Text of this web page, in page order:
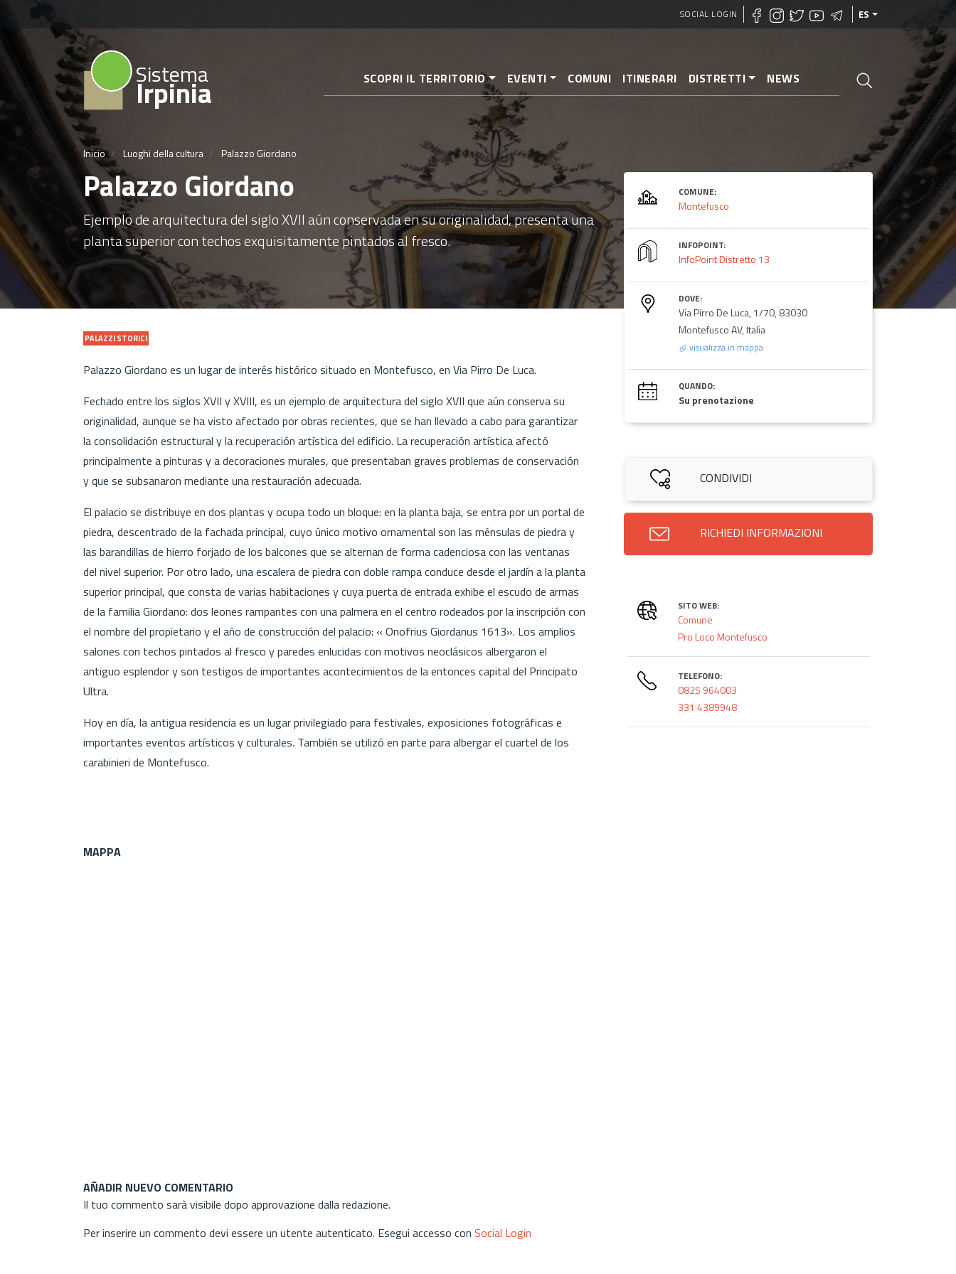
al
SOCIAL LOGIN ES
Sistema
Irpinia SCOPRI IL TERRITORIO EVENTI COMUNI ITINERARI DISTRETTI NEWS
Inicio Luoghi della cultura Palazzo Giordano
Palazzo Giordano
Ejemplo de arquitectura del siglo XVII aún conservada en su originalidad, presenta una
planta superior con techos exquisitamente pintados al fresco.
PALAZZI STORICI
Palazzo Giordano es un lugar de interés histórico situado en Montefusco, en Via Pirro De Luca.
Fechado entre los siglos XVII y XVIII, es un ejemplo de arquitectura del siglo XVII que aún conserva su
originalidad, aunque se ha visto afectado por obras recientes, que se han llevado a cabo para garantizar
la consolidación estructural y la recuperación artística del edificio. La recuperación artística afectó
principalmente a pinturas y a decoraciones murales, que presentaban graves problemas de conservación
y que se subsanaron mediante una restauración adecuada.
El palacio se distribuye en dos plantas y ocupa todo un bloque: en la planta baja, se entra por un portal de
piedra, descentrado de la fachada principal, cuyo único motivo ornamental son las ménsulas de piedra y
las barandillas de hierro forjado de los balcones que se alternan de forma cadenciosa con las ventanas
del nivel superior. Por otro lado, una escalera de piedra con doble rampa conduce desde el jardín a la planta
superior principal, que consta de varias habitaciones y cuya puerta de entrada exhibe el escudo de armas
de la familia Giordano: dos leones rampantes con una palmera en el centro rodeados por la inscripción con
el nombre del propietario y el año de construcción del palacio: « Onofrius Giordanus 1613». Los amplios
salones con techos pintados al fresco y paredes enlucidas con motivos neoclásicos albergaron el
antiguo esplendor y son testigos de importantes acontecimientos de la entonces capital del Principato
Ultra.
Hoy en día, la antigua residencia es un lugar privilegiado para festivales, exposiciones fotográficas e
importantes eventos artísticos y culturales. También se utilizó en parte para albergar el cuartel de los
carabinieri de Montefusco.
COMUNE:
Montefusco
INFOPOINT:
InfoPoint Distretto 13
DOVE:
Via Pirro De Luca, 1/70, 83030
Montefusco AV, Italia
visualizza in mappa
QUANDO:
Su prenotazione
CONDIVIDI
RICHIEDI INFORMAZIONI
SITO WEB:
Comune
Pro Loco Montefusco
TELEFONO:
0825 964003
331 4389948
MAPPA
AÑADIR NUEVO COMENTARIO
Il tuo commento sarà visibile dopo approvazione dalla redazione.
Per inserire un commento devi essere un utente autenticato. Esegui accesso con Social Login